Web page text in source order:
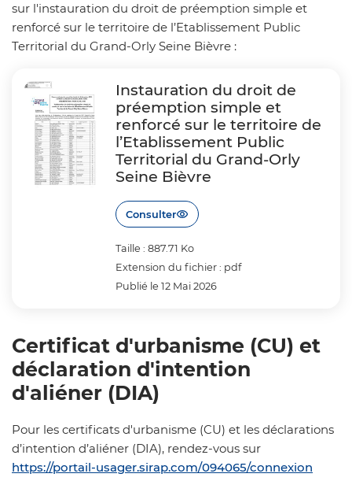
sur l'instauration du droit de préemption simple et
renforcé sur le territoire de l’Etablissement Public
Territorial du Grand-Orly Seine Bièvre :
Instauration du droit de
préemption simple et
renforcé sur le territoire de
l’Etablissement Public
Territorial du Grand-Orly
Seine Bièvre
Consulter
Taille : 887.71 Ko
Extension du fichier : pdf
Publié le 12 Mai 2026
Certificat d'urbanisme (CU) et
déclaration d'intention
d'aliéner (DIA)
Pour les certificats d'urbanisme (CU) et les déclarations
d’intention d’aliéner (DIA), rendez-vous sur
https://portail-usager.sirap.com/094065/connexion